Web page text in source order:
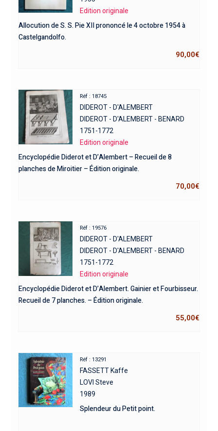
Edition originale
Allocution de S. S. Pie XII prononcé le 4 octobre 1954 à
Castelgandolfo.
90,00€
Réf : 18745
DIDEROT - D'ALEMBERT
DIDEROT - D'ALEMBERT - BENARD
1751-1772
Edition originale
Encyclopédie Diderot et D’Alembert – Recueil de 8
planches de Miroitier – Édition originale.
70,00€
Réf : 19576
DIDEROT - D'ALEMBERT
DIDEROT - D'ALEMBERT - BENARD
1751-1772
Edition originale
Encyclopédie Diderot et D’Alembert. Gainier et Fourbisseur.
Recueil de 7 planches. – Édition originale.
55,00€
Réf : 13291
FASSETT Kaffe
LOVI Steve
1989
Splendeur du Petit point.